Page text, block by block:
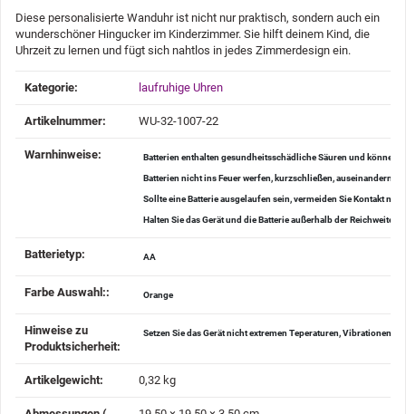
Diese personalisierte Wanduhr ist nicht nur praktisch, sondern auch ein
wunderschöner Hingucker im Kinderzimmer. Sie hilft deinem Kind, die
Uhrzeit zu lernen und fügt sich nahtlos in jedes Zimmerdesign ein.
Produkteigenschaft
Wert
Kategorie: laufruhige Uhren
Artikelnummer: WU-32-1007-22
Warnhinweise‍: Batterien enthalten gesundheitsschädliche Säuren und können
Batterien nicht ins Feuer werfen, kurzschließen,
Sollte eine Batterie ausgelaufen sein, vermeiden Sie Kontakt
Halten Sie das Gerät und die Batterie außerhalb der Reichweite
Batterietyp‍: AA
Farbe Auswahl:‍: Orange
Hinweise zu
Produktsicherheit‍:
Setzen Sie das Gerät nicht extremen Teperaturen, Vibrationen
Artikelgewicht‍: 0,32 kg